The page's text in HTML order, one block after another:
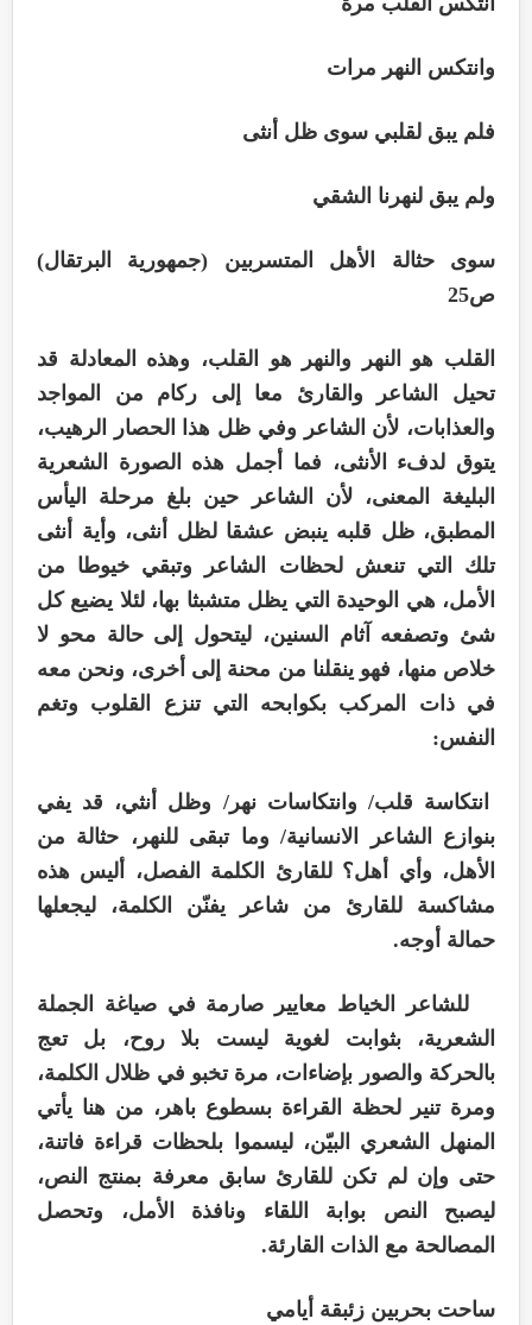
وانتكس النهر مرات
فلم يبق لقلبي سوى ظل أنثى
ولم يبق لنهرنا الشقي
سوى حثالة الأهل المتسربين (جمهورية البرتقال)
ص25
القلب هو النهر والنهر هو القلب، وهذه المعادلة قد
تحيل الشاعر والقارئ معا إلى ركام من المواجد
والعذابات، لأن الشاعر وفي ظل هذا الحصار الرهيب،
يتوق لدفء الأنثى، فما أجمل هذه الصورة الشعرية
البليغة المعنى، لأن الشاعر حين بلغ مرحلة اليأس
المطبق، ظل قلبه ينبض عشقا لظل أنثى، وأية أنثى
تلك التي تنعش لحظات الشاعر وتبقي خيوطا من
الأمل، هي الوحيدة التي يظل متشبثا بها، لئلا يضيع كل
شئ وتصفعه آثام السنين، ليتحول إلى حالة محو لا
خلاص منها، فهو ينقلنا من محنة إلى أخرى، ونحن معه
في ذات المركب بكوابحه التي تنزع القلوب وتغم
النفس:
انتكاسة قلب/ وانتكاسات نهر/ وظل أنثي، قد يفي
بنوازع الشاعر الانسانية/ وما تبقى للنهر، حثالة من
الأهل، وأي أهل؟ للقارئ الكلمة الفصل، أليس هذه
مشاكسة للقارئ من شاعر يفنّن الكلمة، ليجعلها
حمالة أوجه.
للشاعر الخياط معايير صارمة في صياغة الجملة
الشعرية، بثوابت لغوية ليست بلا روح، بل تعج
بالحركة والصور بإضاءات، مرة تخبو في ظلال الكلمة،
ومرة تنير لحظة القراءة بسطوع باهر، من هنا يأتي
المنهل الشعري البيّن، ليسموا بلحظات قراءة فاتنة،
حتى وإن لم تكن للقارئ سابق معرفة بمنتج النص،
ليصبح النص بوابة اللقاء ونافذة الأمل، وتحصل
المصالحة مع الذات القارئة.
ساحت بحربين زئبقة أيامي